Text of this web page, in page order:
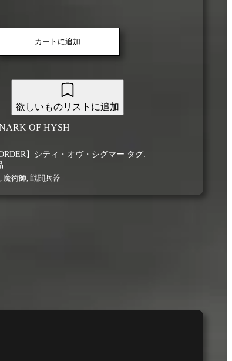
カートに追加
欲しいものリストに追加
OF HYSH
ORDER】シティ・オヴ・シグマー タグ:
, 魔術師,戦闘兵器